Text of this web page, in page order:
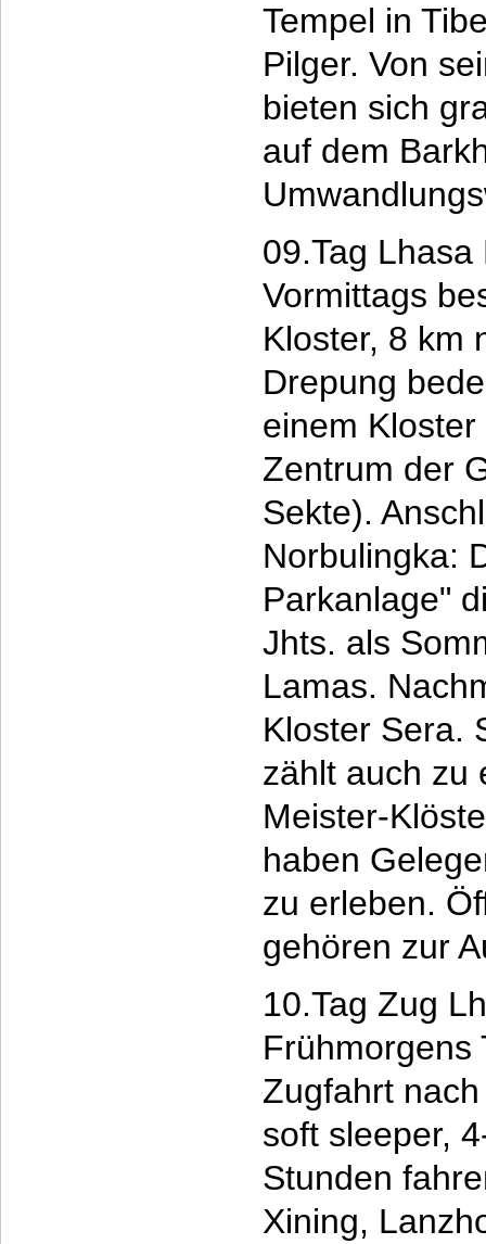
Tempel in
Pilger. Von
bieten sich
auf dem
09.Tag Lhasa
Vormittags
Kloster, 8 km
Drepung
einem
Zentrum der
Sekte).
Norbulingka:
Parkanlage"
Jhts. als
Lamas.
Kloster Sera.
zählt auch zu
Meister-
haben
zu erleben.
gehören zur
10.Tag Zug
Frühmorgens
Zugfahrt
soft sleeper,
Stunden
Xining,